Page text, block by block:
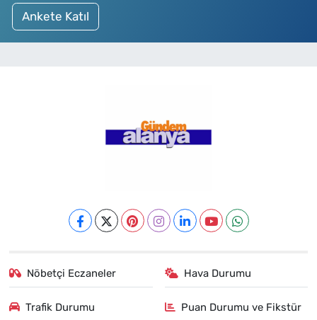
Ankete Katıl
Nöbetçi Eczaneler Hava Durumu
Trafik Durumu Puan Durumu ve Fikstür